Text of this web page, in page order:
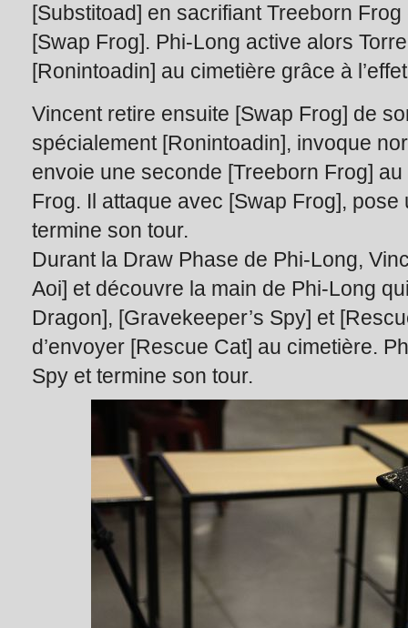
[Substitoad] en sacrifiant Treeborn
[Swap Frog]. Phi-Long active alors
[Ronintoadin] au cimetière grâce à
Vincent retire ensuite [Swap Frog] de
spécialement [Ronintoadin], invoque
envoie une seconde [Treeborn Frog] au
Frog. Il attaque avec [Swap Frog],
termine son tour.
Durant la Draw Phase de Phi-Long,
Aoi] et découvre la main de Phi-Long
Dragon], [Gravekeeper’s Spy] et
d’envoyer [Rescue Cat] au cimetière.
Spy et termine son tour.